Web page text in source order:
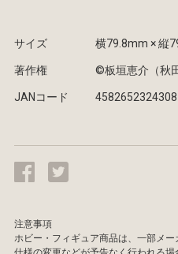
サイズ 横79.8mm × 縦
著作権 ©︎板垣恵介（秋
JANコード 4582652324308
注意事項
ホビー・フィギュア商品は、一部メ